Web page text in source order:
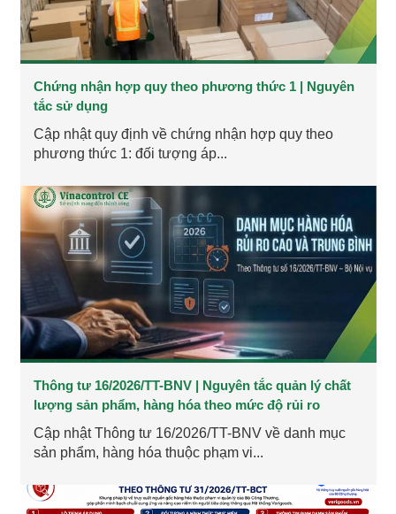
Chứng nhận hợp quy theo phương thức 1 | Nguyên
tắc sử dụng
Cập nhật quy định về chứng nhận hợp quy theo
phương thức 1: đối tượng áp...
Thông tư 16/2026/TT-BNV | Nguyên tắc quản lý chất
lượng sản phẩm, hàng hóa theo mức độ rủi ro
Cập nhật Thông tư 16/2026/TT-BNV về danh mục
sản phẩm, hàng hóa thuộc phạm vi...